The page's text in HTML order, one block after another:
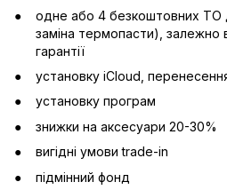
одне або 4 безкоштовних ТО
заміна термопасти), залежно
гарантії
установку iCloud,
установку програм
знижки на аксесуари 20-30%
вигідні умови trade-in
підмінний фонд